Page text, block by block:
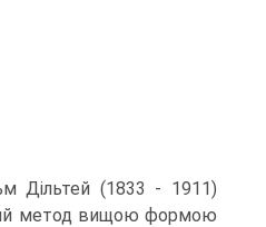
Дільтей (1833 - 1911)
метод вищою формою